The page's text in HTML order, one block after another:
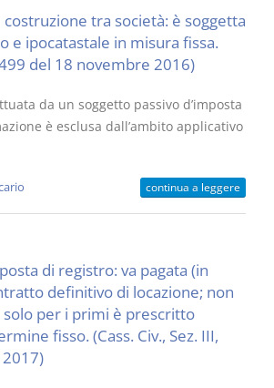
tra società: è soggetta
e ipocatastale in misura fissa.
del 18 novembre 2016)
da un soggetto passivo d’imposta
è esclusa dall’ambito applicativo
continua a leggere
di registro: va pagata (in
definitivo di locazione; non
per i primi è prescritto
fisso. (Cass. Civ., Sez. III,